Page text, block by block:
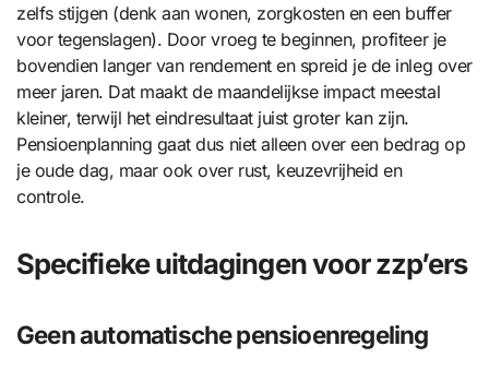
zelfs stijgen (denk aan wonen, zorgkosten en een buffer
voor tegenslagen). Door vroeg te beginnen, profiteer je
bovendien langer van rendement en spreid je de inleg over
meer jaren. Dat maakt de maandelijkse impact meestal
kleiner, terwijl het eindresultaat juist groter kan zijn.
Pensioenplanning gaat dus niet alleen over een bedrag op
je oude dag, maar ook over rust, keuzevrijheid en
controle.
Specifieke uitdagingen voor zzp’ers
Geen automatische pensioenregeling